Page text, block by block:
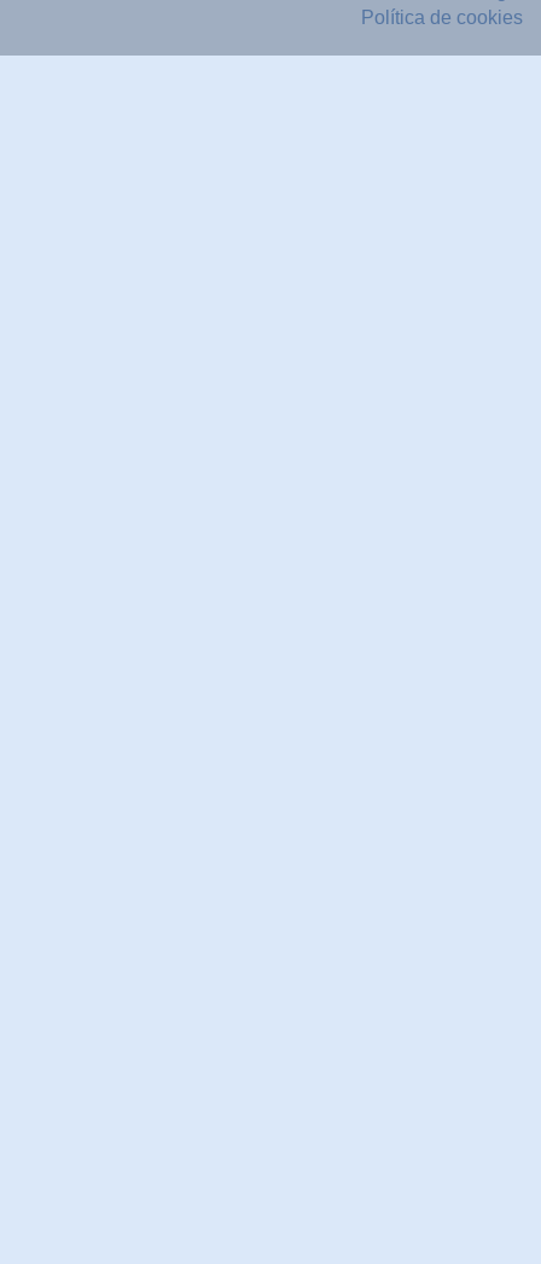
Política de cookies